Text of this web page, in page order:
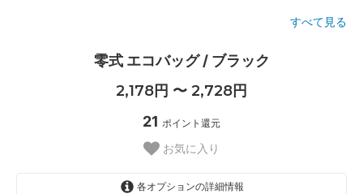
すべて見る
零式 エコバッグ / ブラック
2,178円 〜 2,728円
21 ポイント還元
お気に入り
各オプションの詳細情報